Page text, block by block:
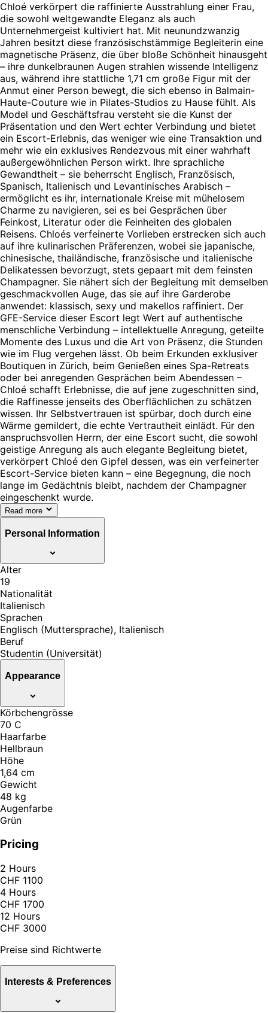
Chloé verkörpert die raffinierte Ausstrahlung einer Frau,
die sowohl weltgewandte Eleganz als auch
Unternehmergeist kultiviert hat. Mit neunundzwanzig
Jahren besitzt diese französischstämmige Begleiterin eine
magnetische Präsenz, die über bloße Schönheit hinausgeht
– ihre dunkelbraunen Augen strahlen wissende Intelligenz
aus, während ihre stattliche 1,71 cm große Figur mit der
Anmut einer Person bewegt, die sich ebenso in Balmain-
Haute-Couture wie in Pilates-Studios zu Hause fühlt. Als
Model und Geschäftsfrau versteht sie die Kunst der
Präsentation und den Wert echter Verbindung und bietet
ein Escort-Erlebnis, das weniger wie eine Transaktion und
mehr wie ein exklusives Rendezvous mit einer wahrhaft
außergewöhnlichen Person wirkt. Ihre sprachliche
Gewandtheit – sie beherrscht Englisch, Französisch,
Spanisch, Italienisch und Levantinisches Arabisch –
ermöglicht es ihr, internationale Kreise mit mühelosem
Charme zu navigieren, sei es bei Gesprächen über
Feinkost, Literatur oder die Feinheiten des globalen
Reisens. Chloés verfeinerte Vorlieben erstrecken sich auch
auf ihre kulinarischen Präferenzen, wobei sie japanische,
chinesische, thailändische, französische und italienische
Delikatessen bevorzugt, stets gepaart mit dem feinsten
Champagner. Sie nähert sich der Begleitung mit demselben
geschmackvollen Auge, das sie auf ihre Garderobe
anwendet: klassisch, sexy und makellos raffiniert. Der
GFE-Service dieser Escort legt Wert auf authentische
menschliche Verbindung – intellektuelle Anregung, geteilte
Momente des Luxus und die Art von Präsenz, die Stunden
wie im Flug vergehen lässt. Ob beim Erkunden exklusiver
Boutiquen in Zürich, beim Genießen eines Spa-Retreats
oder bei anregenden Gesprächen beim Abendessen –
Chloé schafft Erlebnisse, die auf jene zugeschnitten sind,
die Raffinesse jenseits des Oberflächlichen zu schätzen
wissen. Ihr Selbstvertrauen ist spürbar, doch durch eine
Wärme gemildert, die echte Vertrautheit einlädt. Für den
anspruchsvollen Herrn, der eine Escort sucht, die sowohl
geistige Anregung als auch elegante Begleitung bietet,
verkörpert Chloé den Gipfel dessen, was ein verfeinerter
Escort-Service bieten kann – eine Begegnung, die noch
lange im Gedächtnis bleibt, nachdem der Champagner
eingeschenkt wurde.
Read more
Personal Information
Alter
19
Nationalität
Italienisch
Sprachen
Englisch (Muttersprache), Italienisch
Beruf
Studentin (Universität)
Appearance
Körbchengrösse
70 C
Haarfarbe
Hellbraun
Höhe
1,64 cm
Gewicht
48 kg
Augenfarbe
Grün
Pricing
2 Hours
CHF 1100
4 Hours
CHF 1700
12 Hours
CHF 3000
Preise sind Richtwerte
Interests & Preferences